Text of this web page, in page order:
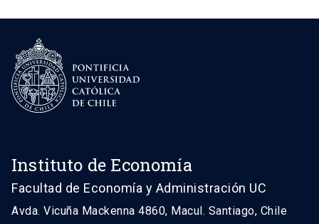
Instituto de Economía
Facultad de Economía y Administración UC
Avda. Vicuña Mackenna 4860, Macul. Santiago, Chile